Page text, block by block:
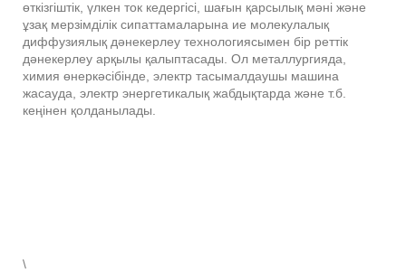
өткізгіштік, үлкен ток кедергісі, шағын қарсылық мәні және
ұзақ мерзімділік сипаттамаларына ие молекулалық
диффузиялық дәнекерлеу технологиясымен бір реттік
дәнекерлеу арқылы қалыптасады. Ол металлургияда,
химия өнеркәсібінде, электр тасымалдаушы машина
жасауда, электр энергетикалық жабдықтарда және т.б.
кеңінен қолданылады.
\